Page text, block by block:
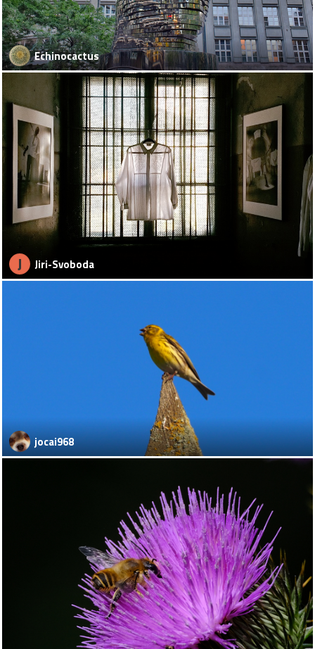
Echinocactus
J Jiri-Svoboda
jocai968